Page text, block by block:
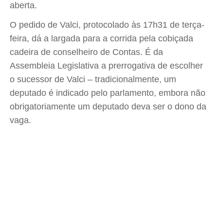
aberta.
O pedido de Valci, protocolado às 17h31 de terça-
feira, dá a largada para a corrida pela cobiçada
cadeira de conselheiro de Contas. É da
Assembleia Legislativa a prerrogativa de escolher
o sucessor de Valci – tradicionalmente, um
deputado é indicado pelo parlamento, embora não
obrigatoriamente um deputado deva ser o dono da
vaga.